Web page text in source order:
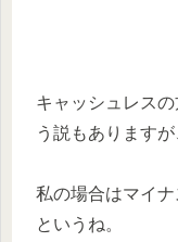
キャッシュレス
う説もありますが
私の場合はマイ
というね。